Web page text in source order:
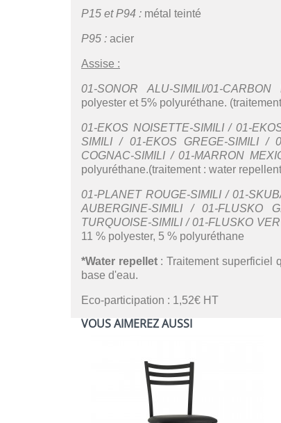
P15 et P94 : métal teinté
P95 : acier
Assise :
01-SONOR ALU-SIMILI/01-CARBON
polyester et 5% polyuréthane.
01-EKOS NOISETTE-SIMILI / 01-
SIMILI / 01-EKOS GREGE-SIMILI /
COGNAC-SIMILI / 01-MARRON
polyuréthane.(traitement : water
01-PLANET ROUGE-SIMILI / 01-
AUBERGINE-SIMILI / 01-FLUSKO
TURQUOISE-SIMILI / 01-FLUSKO
11 % polyester, 5 % polyuréthane
*Water repellet: Traitement superficiel
base d'eau.
Eco-participation : 1,52€ HT
VOUS AIMEREZ AUSSI